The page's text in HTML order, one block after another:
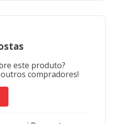
este produto?
compradores!